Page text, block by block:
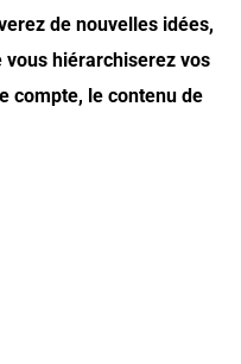
de nouvelles idées,
hiérarchiserez vos
compte, le contenu de